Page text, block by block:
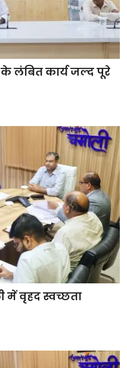
के लंबित कार्य जल्द पूरे
में वृहद स्वच्छता